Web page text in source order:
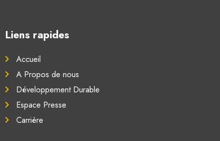
Liens rapides
Accueil
A Propos de nous
Développement Durable
Espace Presse
Carrière